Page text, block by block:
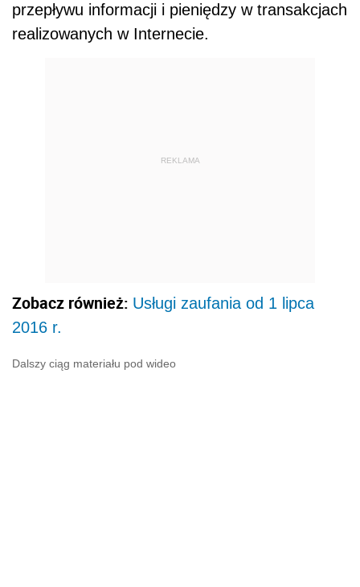
przepływu informacji i pieniędzy w transakcjach
realizowanych w Internecie.
REKLAMA
Zobacz również: Usługi zaufania od 1 lipca
2016 r.
Dalszy ciąg materiału pod wideo